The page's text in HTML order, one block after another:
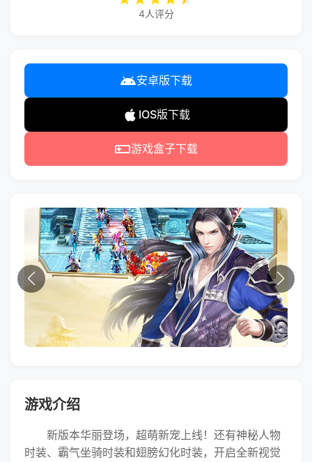
4人评分
安卓版下载
IOS版下载
游戏盒子下载
游戏介绍
新版本华丽登场，超萌新宠上线！还有神秘人物
时装、霸气坐骑时装和翅膀幻化时装，开启全新视觉